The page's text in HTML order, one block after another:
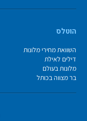
הוטלס
השוואת מחירי מלונות
דילים לאילת
מלונות בעולם
בר מצווה בכותל